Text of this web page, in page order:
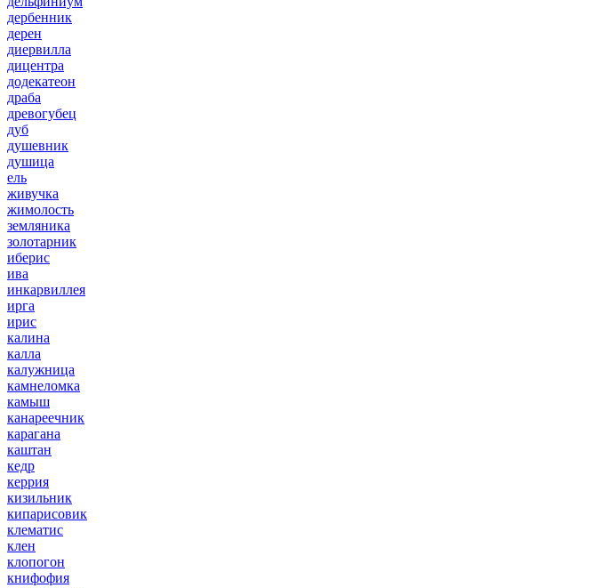
дербенник
дерен
диервилла
дицентра
додекатеон
драба
древогубец
дуб
душевник
душица
ель
живучка
жимолость
земляника
золотарник
иберис
ива
инкарвиллея
ирга
ирис
калина
калла
калужница
камнеломка
камыш
канареечник
карагана
каштан
кедр
керрия
кизильник
кипарисовик
клематис
клен
клопогон
книфофия